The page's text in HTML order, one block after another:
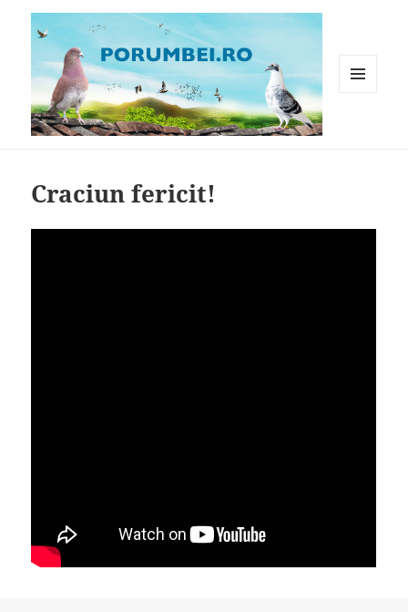
Craciun fericit!